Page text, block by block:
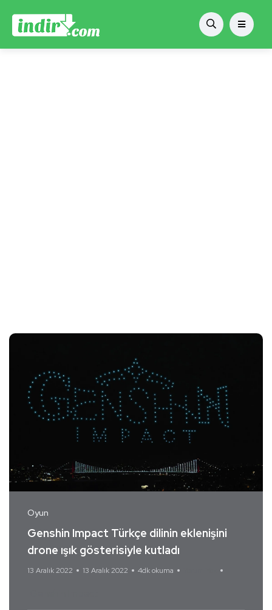
Oyun
Genshin Impact Türkçe dilinin eklenişini
drone ışık gösterisiyle kutladı
13 Aralık 2022 13 Aralık 2022 4dk okuma